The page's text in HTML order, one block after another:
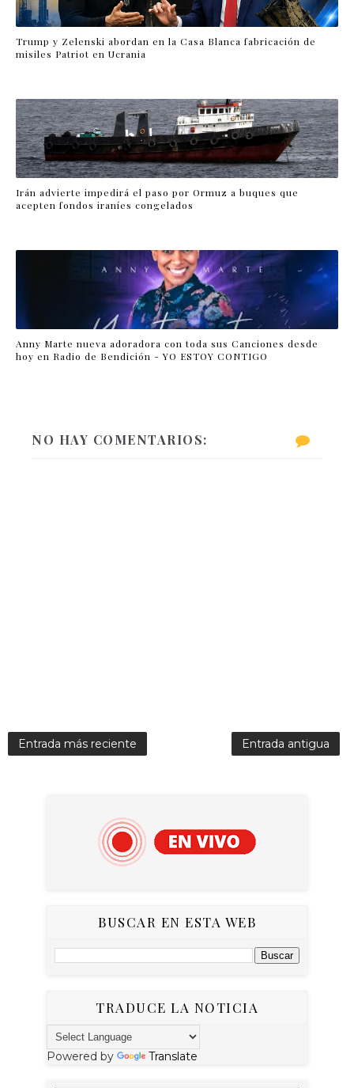
Trump y Zelenski abordan en la Casa Blanca fabricación de
misiles Patriot en Ucrania
Irán advierte impedirá el paso por Ormuz a buques que
acepten fondos iraníes congelados
Anny Marte nueva adoradora con toda sus Canciones desde
hoy en Radio de Bendición - YO ESTOY CONTIGO
NO HAY COMENTARIOS:
Entrada más reciente Entrada antigua
BUSCAR EN ESTA WEB
TRADUCE LA NOTICIA
Powered by Translate